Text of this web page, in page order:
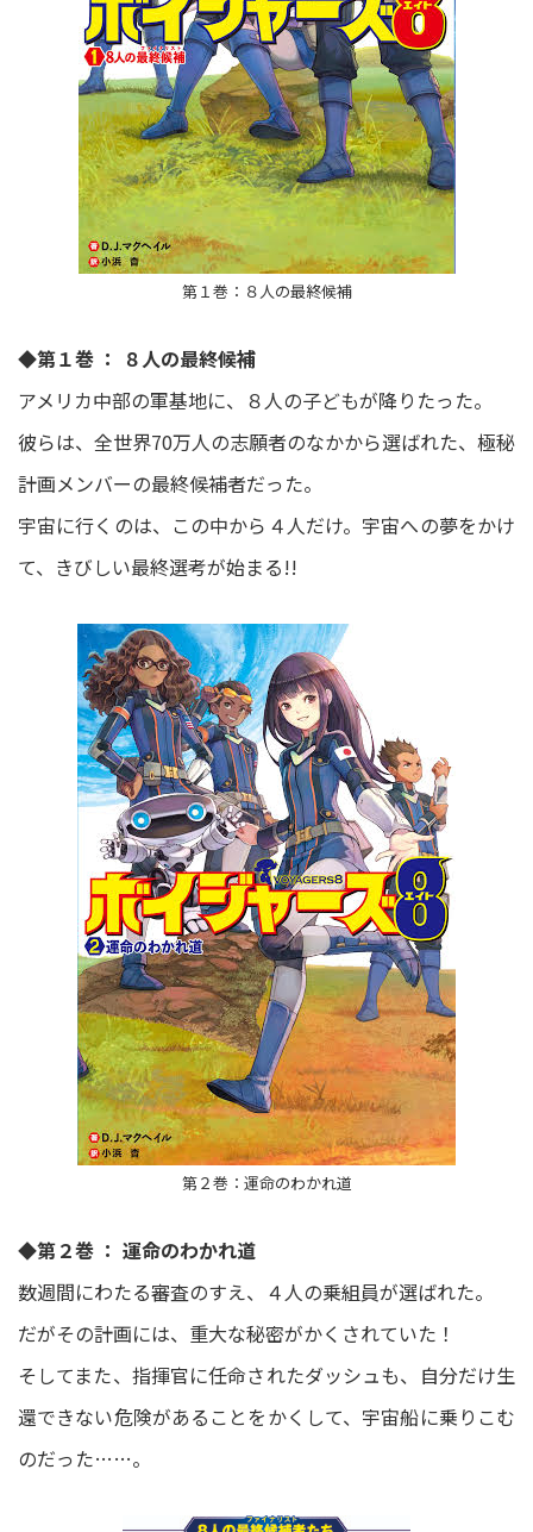
第１巻：８人の最終候補
◆第１巻 ： ８人の最終候補
アメリカ中部の軍基地に、８人の子どもが降りたった。
彼らは、全世界70万人の志願者のなかから選ばれた、極秘
計画メンバーの最終候補者だった。
宇宙に行くのは、この中から４人だけ。宇宙への夢をかけ
て、きびしい最終選考が始まる!!
第２巻：運命のわかれ道
◆第２巻 ： 運命のわかれ道
数週間にわたる審査のすえ、４人の乗組員が選ばれた。
だがその計画には、重大な秘密がかくされていた！
そしてまた、指揮官に任命されたダッシュも、自分だけ生
還できない危険があることをかくして、宇宙船に乗りこむ
のだった……。